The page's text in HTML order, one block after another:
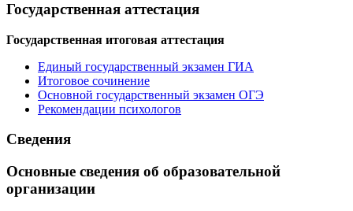
Государственная аттестация
Государственная итоговая аттестация
Единый государственный экзамен ГИА
Итоговое сочинение
Основной государственный экзамен ОГЭ
Рекомендации психологов
Сведения
Основные сведения об образовательной
организации